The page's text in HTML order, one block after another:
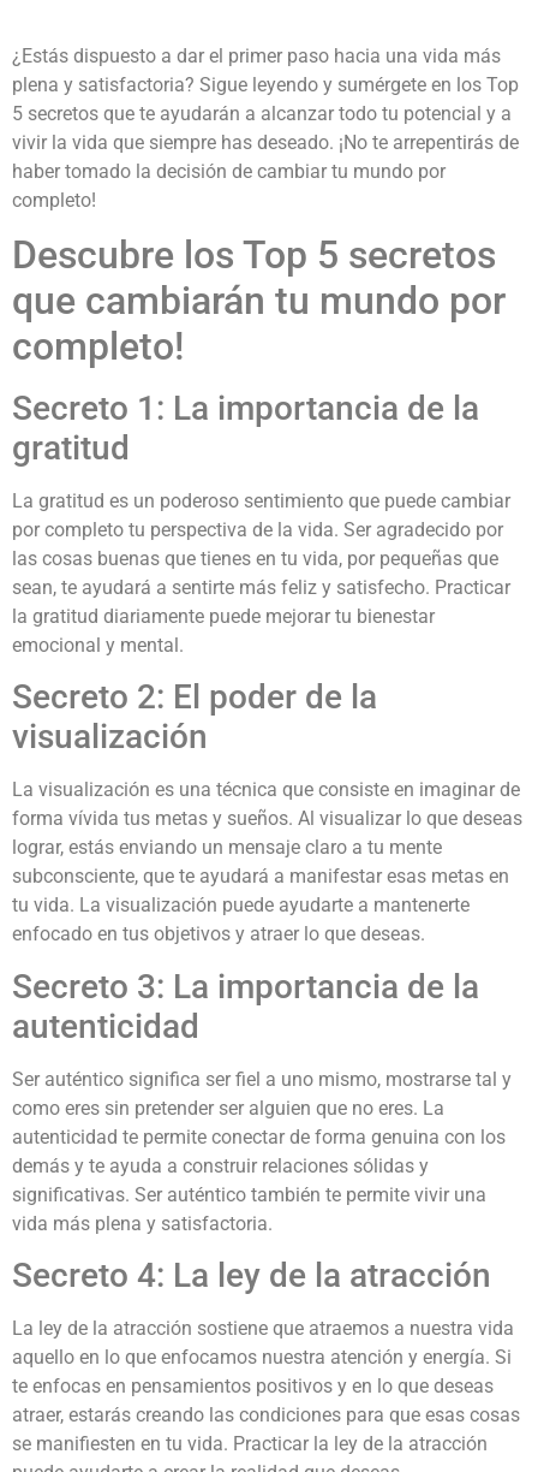
¿Estás dispuesto a dar el primer paso hacia una vida más
plena y satisfactoria? Sigue leyendo y sumérgete en los Top
5 secretos que te ayudarán a alcanzar todo tu potencial y a
vivir la vida que siempre has deseado. ¡No te arrepentirás de
haber tomado la decisión de cambiar tu mundo por
completo!
Descubre los Top 5 secretos
que cambiarán tu mundo por
completo!
Secreto 1: La importancia de la
gratitud
La gratitud es un poderoso sentimiento que puede cambiar
por completo tu perspectiva de la vida. Ser agradecido por
las cosas buenas que tienes en tu vida, por pequeñas que
sean, te ayudará a sentirte más feliz y satisfecho. Practicar
la gratitud diariamente puede mejorar tu bienestar
emocional y mental.
Secreto 2: El poder de la
visualización
La visualización es una técnica que consiste en imaginar de
forma vívida tus metas y sueños. Al visualizar lo que deseas
lograr, estás enviando un mensaje claro a tu mente
subconsciente, que te ayudará a manifestar esas metas en
tu vida. La visualización puede ayudarte a mantenerte
enfocado en tus objetivos y atraer lo que deseas.
Secreto 3: La importancia de la
autenticidad
Ser auténtico significa ser fiel a uno mismo, mostrarse tal y
como eres sin pretender ser alguien que no eres. La
autenticidad te permite conectar de forma genuina con los
demás y te ayuda a construir relaciones sólidas y
significativas. Ser auténtico también te permite vivir una
vida más plena y satisfactoria.
Secreto 4: La ley de la atracción
La ley de la atracción sostiene que atraemos a nuestra vida
aquello en lo que enfocamos nuestra atención y energía. Si
te enfocas en pensamientos positivos y en lo que deseas
atraer, estarás creando las condiciones para que esas cosas
se manifiesten en tu vida. Practicar la ley de la atracción